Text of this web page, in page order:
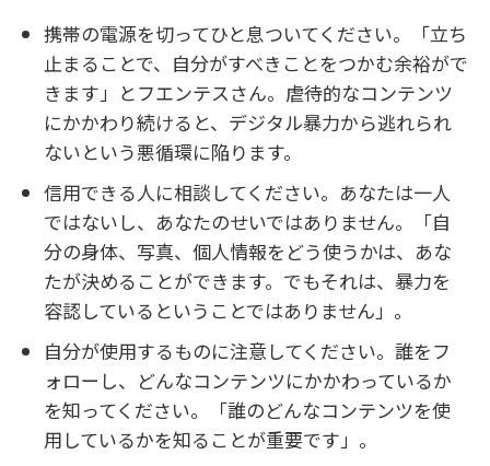
携帯の電源を切ってひと息ついてください。「立ち
止まることで、自分がすべきことをつかむ余裕がで
きます」とフエンテスさん。虐待的なコンテンツ
にかかわり続けると、デジタル暴力から逃れられ
ないという悪循環に陥ります。
信用できる人に相談してください。あなたは一人
ではないし、あなたのせいではありません。「自
分の身体、写真、個人情報をどう使うかは、あな
たが決めることができます。でもそれは、暴力を
容認しているということではありません」。
自分が使用するものに注意してください。誰をフ
ォローし、どんなコンテンツにかかわっているか
を知ってください。「誰のどんなコンテンツを使
用しているかを知ることが重要です」。